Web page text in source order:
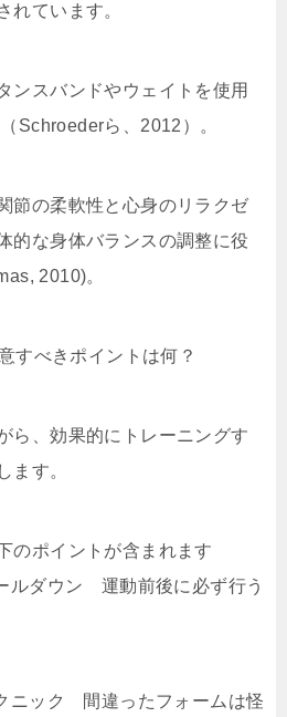
れています。
ンスバンドやウェイトを使用
Schroederら、2012）。
節の柔軟性と心身のリラクゼ
的な身体バランスの調整に役
2010)。
すべきポイントは何？
ら、効果的にトレーニングす
ます。
のポイントが含まれます
ルダウン 運動前後に必ず行う
ニック 間違ったフォームは怪